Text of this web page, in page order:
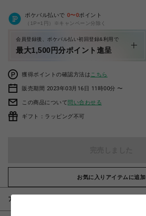
ポケパル払いで 0〜0ポイント
（1P=1円）※キャンペーン分除く
会員登録後、ポケパル払い初回登録&利用で
最大1,500円分ポイント進呈
獲得ポイントの確認方法は こちら
販売期間 2023年03月16日 11時00分 〜
この商品について問い合わせる
ギフト：ラッピング不可
お気に入りアイテムに追加
アイテム説明 / 素材